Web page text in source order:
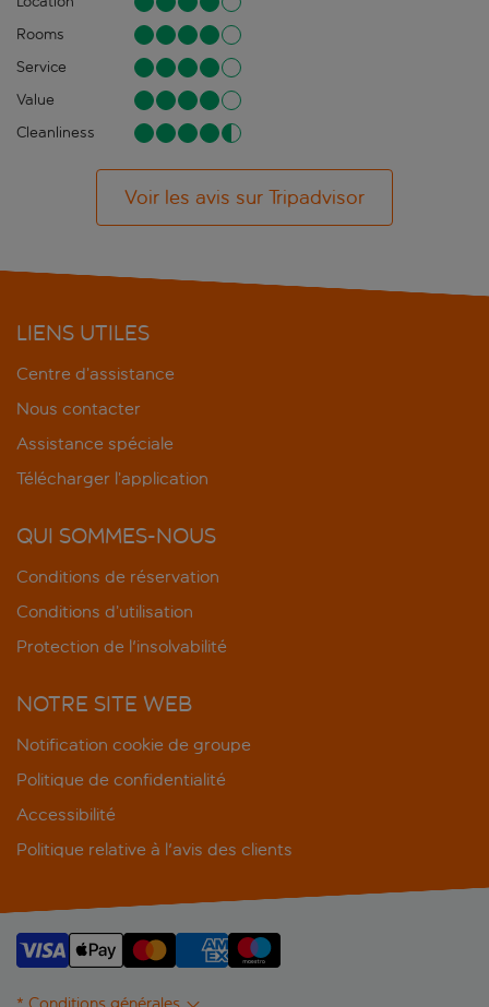
Rooms
Service
Value
Cleanliness
Voir les avis sur Tripadvisor
LIENS UTILES
Centre d’assistance
Nous contacter
Assistance spéciale
Télécharger l’application
QUI SOMMES-NOUS
Conditions de réservation
Conditions d’utilisation
Protection de l'insolvabilité
NOTRE SITE WEB
Notification cookie de groupe
Politique de confidentialité
Accessibilité
Politique relative à l'avis des clients